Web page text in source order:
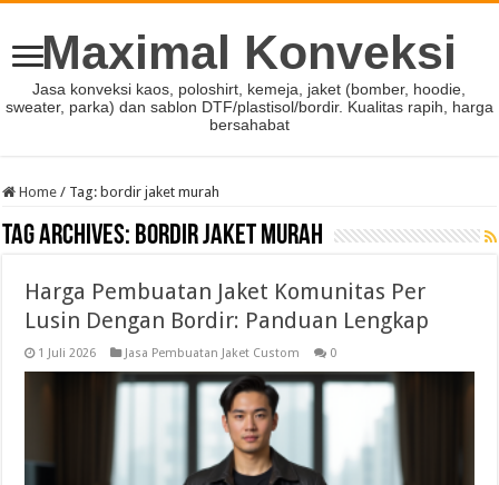
Maximal Konveksi
Jasa konveksi kaos, poloshirt, kemeja, jaket (bomber, hoodie,
sweater, parka) dan sablon DTF/plastisol/bordir. Kualitas rapih, harga
bersahabat
Home / Tag: bordir jaket murah
Tag Archives: bordir jaket murah
Harga Pembuatan Jaket Komunitas Per
Lusin Dengan Bordir: Panduan Lengkap
1 Juli 2026 Jasa Pembuatan Jaket Custom 0